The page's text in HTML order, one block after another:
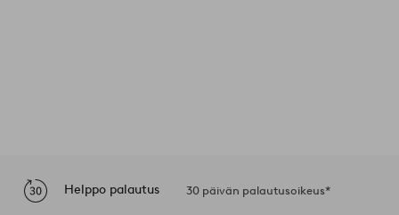
Helppo palautus 30 päivän palautusoikeus*